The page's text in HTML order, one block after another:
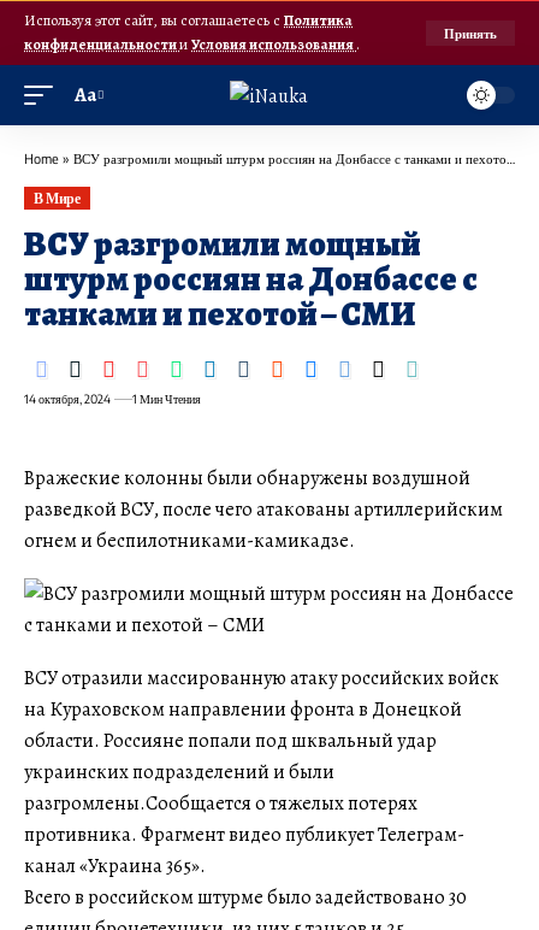
Используя этот сайт, вы соглашаетесь с Политика
конфиденциальностииУсловия использования.
Принять
Аа
Home » ВСУ разгромили мощный штурм россиян на Донбассе с танками и пехотой – СМИ
В Мире
ВСУ разгромили мощный
штурм россиян на Донбассе с
танками и пехотой – СМИ
14 октября, 2024 1 Мин Чтения
Вражеские колонны были обнаружены воздушной
разведкой ВСУ, после чего атакованы артиллерийским
огнем и беспилотниками-камикадзе.
ВСУ отразили массированную атаку российских войск
на Кураховском направлении фронта в Донецкой
области. Россияне попали под шквальный удар
украинских подразделений и были
разгромлены.Сообщается о тяжелых потерях
противника. Фрагмент видео публикует Телеграм-
канал «Украина 365».
Всего в российском штурме было задействовано 30